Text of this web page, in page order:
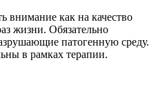
внимание как на качество
жизни. Обязательно
патогенную среду.
в рамках терапии.